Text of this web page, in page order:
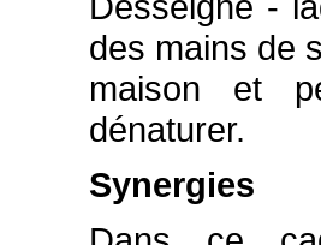
des mains de
maison et
dénaturer.
Synergies